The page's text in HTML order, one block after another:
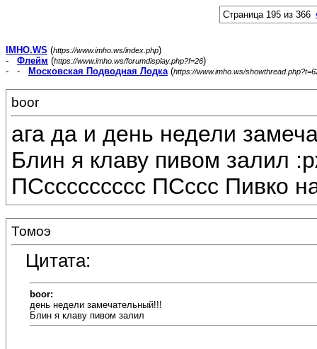
Страница 195 из 366
IMHO.WS (https://www.imho.ws/index.php)
- Флейм (https://www.imho.ws/forumdisplay.php?f=26)
- -
Московская Подводная Лодка(https://www.imho.ws/
boor
ага да и день недели
Блин я клаву пивом залил
ПСссссссссс ПСссс Пивко
Томоэ
Цитата:
boor:
день недели замечательный!!!
Блин я клаву пивом залил